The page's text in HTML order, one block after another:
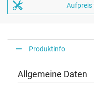
Aufpreis
Produktinfo
Allgemeine Daten